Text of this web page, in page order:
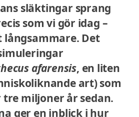
släktingar sprang
som vi gör idag –
långsammare. Det
afarensis, en liten
art) som
tre miljoner år sedan.
ger en inblick i hur